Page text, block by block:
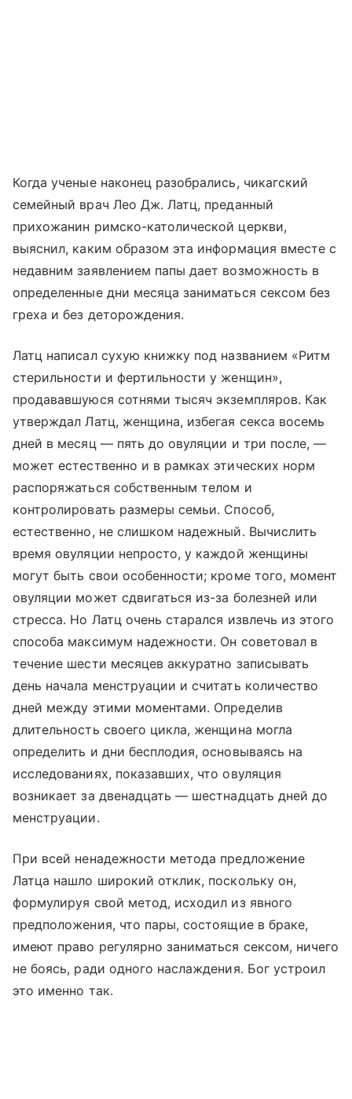
Когда ученые наконец разобрались, чикагский
семейный врач Лео Дж. Латц, преданный
прихожанин римско-католической церкви,
выяснил, каким образом эта информация вместе с
недавним заявлением папы дает возможность в
определенные дни месяца заниматься сексом без
греха и без деторождения.
Латц написал сухую книжку под названием «Ритм
стерильности и фертильности у женщин»,
продававшуюся сотнями тысяч экземпляров. Как
утверждал Латц, женщина, избегая секса восемь
дней в месяц — пять до овуляции и три после, —
может естественно и в рамках этических норм
распоряжаться собственным телом и
контролировать размеры семьи. Способ,
естественно, не слишком надежный. Вычислить
время овуляции непросто, у каждой женщины
могут быть свои особенности; кроме того, момент
овуляции может сдвигаться из-за болезней или
стресса. Но Латц очень старался извлечь из этого
способа максимум надежности. Он советовал в
течение шести месяцев аккуратно записывать
день начала менструации и считать количество
дней между этими моментами. Определив
длительность своего цикла, женщина могла
определить и дни бесплодия, основываясь на
исследованиях, показавших, что овуляция
возникает за двенадцать — шестнадцать дней до
менструации.
При всей ненадежности метода предложение
Латца нашло широкий отклик, поскольку он,
формулируя свой метод, исходил из явного
предположения, что пары, состоящие в браке,
имеют право регулярно заниматься сексом, ничего
не боясь, ради одного наслаждения. Бог устроил
это именно так.